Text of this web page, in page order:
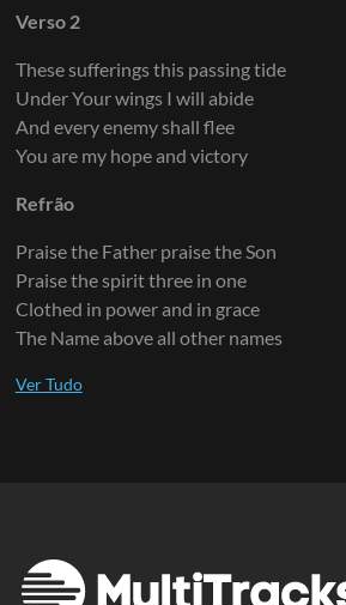
Guitarra 9
Verso 2
These sufferings this passing tide
Under Your wings I will abide
And every enemy shall flee
You are my hope and victory
Refrão
Praise the Father praise the Son
Praise the spirit three in one
Clothed in power and in grace
The Name above all other names